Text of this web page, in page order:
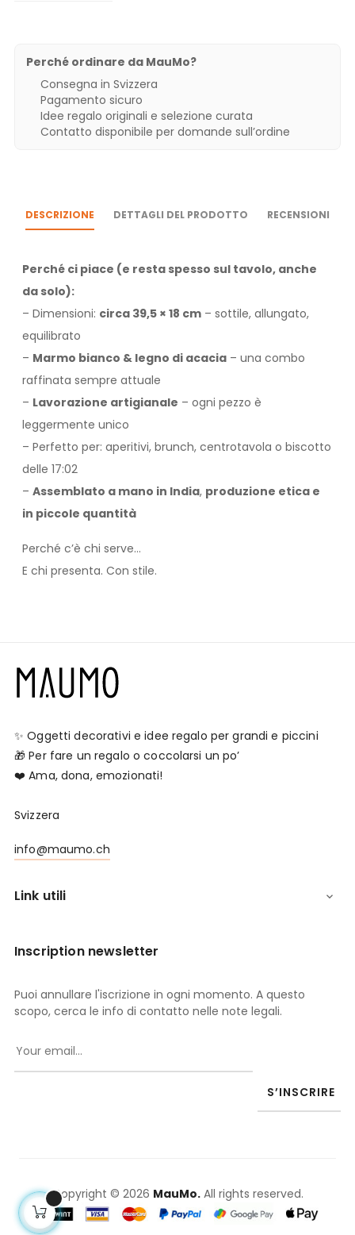
Perché ordinare da MauMo?
Consegna in Svizzera
Pagamento sicuro
Idee regalo originali e selezione curata
Contatto disponibile per domande sull’ordine
DESCRIZIONE DETTAGLI DEL PRODOTTO RECENSIONI
Perché ci piace (e resta spesso sul tavolo, anche
da solo):
– Dimensioni: circa 39,5 × 18 cm – sottile, allungato,
equilibrato
– Marmo bianco & legno di acacia – una combo
raffinata sempre attuale
– Lavorazione artigianale – ogni pezzo è
leggermente unico
– Perfetto per: aperitivi, brunch, centrotavola o biscotto
delle 17:02
– Assemblato a mano in India, produzione etica e
in piccole quantità
Perché c’è chi serve…
E chi presenta. Con stile.
✨ Oggetti decorativi e idee regalo per grandi e piccini
🎁 Per fare un regalo o coccolarsi un po’
❤️ Ama, dona, emozionati!
Svizzera
info@maumo.ch
Link utili 
Inscription newsletter
Puoi annullare l'iscrizione in ogni momento. A questo
scopo, cerca le info di contatto nelle note legali.
S’INSCRIRE
Copyright © 2026 MauMo.All rights reserved.